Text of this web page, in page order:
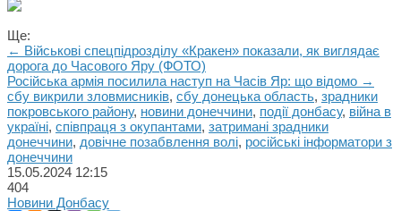
Ще:
← Військові спецпідрозділу «Кракен» показали, як виглядає
дорога до Часового Яру (ФОТО)
Російська армія посилила наступ на Часів Яр: що відомо →
сбу викрили зловмисників, сбу донецька область, зрадники
покровського району, новини донеччини, події донбасу, війна в
україні, співпраця з окупантами, затримані зрадники
донеччини, довічне позабвлення волі, російські інформатори з
донеччини
15.05.2024 12:15
404
Новини Донбасу